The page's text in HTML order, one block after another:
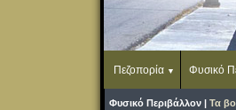
Πεζοπορία Φυσικό
Φυσικό Περιβάλλον | Τα